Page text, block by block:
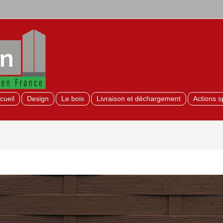
Design Le bois Livraison et déchargement Actions